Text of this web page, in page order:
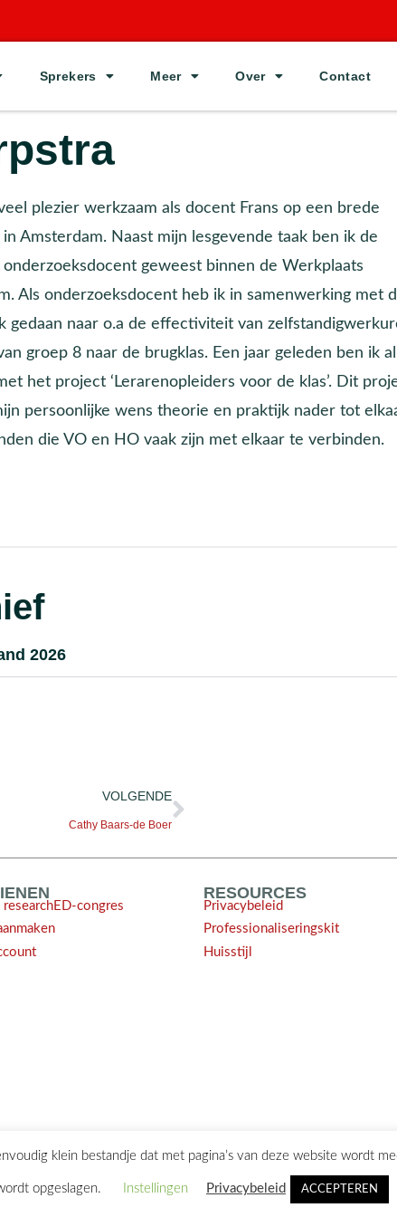
Sprekers Meer Over Contact
plezier werkzaam als docent Frans op een brede
Amsterdam. Naast mijn lesgevende taak ben ik de
geweest binnen de Werkplaats
Als onderzoeksdocent heb ik in samenwerking met
gedaan naar o.a de effectiviteit van
groep 8 naar de brugklas. Een jaar geleden ben ik al
het project ‘Lerarenopleiders voor de klas’. Dit
persoonlijke wens theorie en praktijk nader tot
die VO en HO vaak zijn met elkaar te verbinden.
2026
VOLGENDE
Cathy Baars-de Boer
congres
RESOURCES
Privacybeleid
Professionaliseringskit
Huisstijl
klein bestandje dat met pagina’s van deze website wordt
opgeslagen. Instellingen Privacybeleid ACCEPTEREN